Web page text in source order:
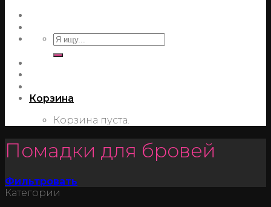
Корзина
Корзина пуста.
Помадки для бровей
Фильтровать
Категории